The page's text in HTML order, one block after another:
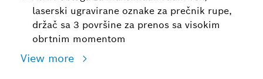
laserski ugravirane oznake za prečnik rupe,
držač sa 3 površine za prenos sa visokim
obrtnim momentom
View more